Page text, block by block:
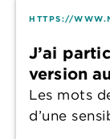
HTTPS://
J’ai
version
Les mots
d’une